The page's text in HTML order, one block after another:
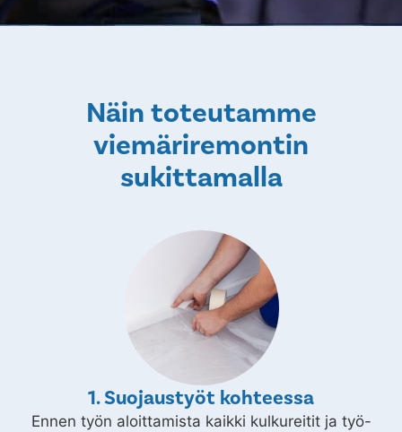
Näin toteutamme
viemäriremontin
sukittamalla
1. Suojaustyöt kohteessa
Ennen työn aloittamista kaikki kulkureitit ja työ-